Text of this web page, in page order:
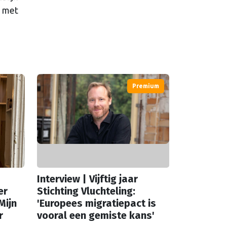
met
Premium
Interview | Vijftig jaar
Stichting Vluchteling:
'Europees migratiepact is
vooral een gemiste kans'